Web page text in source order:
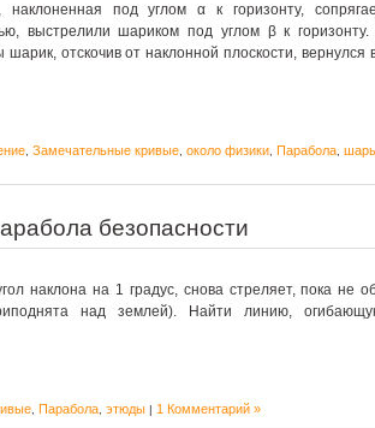
наклоненная под углом α к горизонту,
выстрелили шариком под углом β к горизонту.
отскочив от наклонной плоскости, вернулся
Замечательные кривые около физики Парабола
безопасности
наклона на 1 градус, снова стреляет, пока не
над землей). Найти линию,
Парабола этюды | 1 Комментарий »